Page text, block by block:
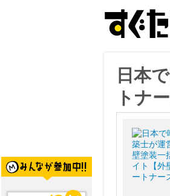
日本
トナ